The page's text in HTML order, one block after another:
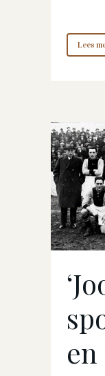
Lees
en